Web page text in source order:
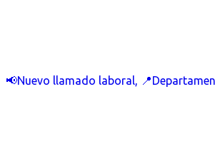
📢Nuevo llamado laboral,